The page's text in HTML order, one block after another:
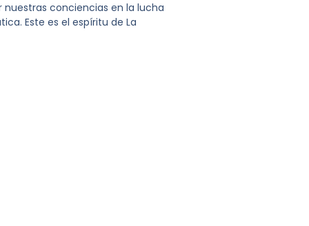
nuestras conciencias en la lucha
Este es el espíritu de La